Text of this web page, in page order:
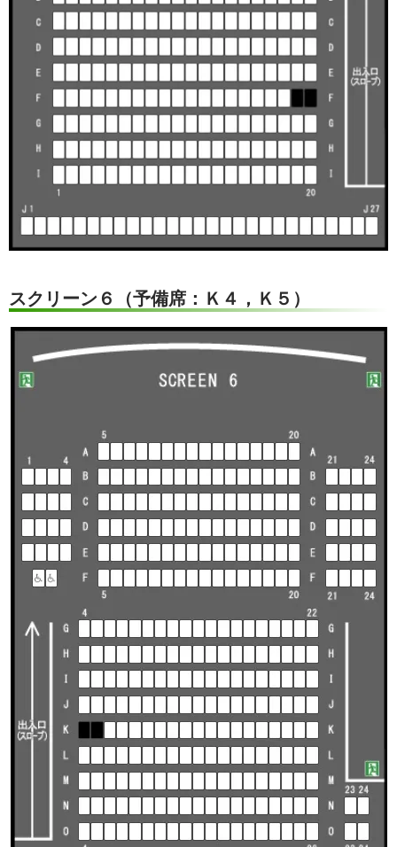
スクリーン６（予備席：Ｋ４，Ｋ５）